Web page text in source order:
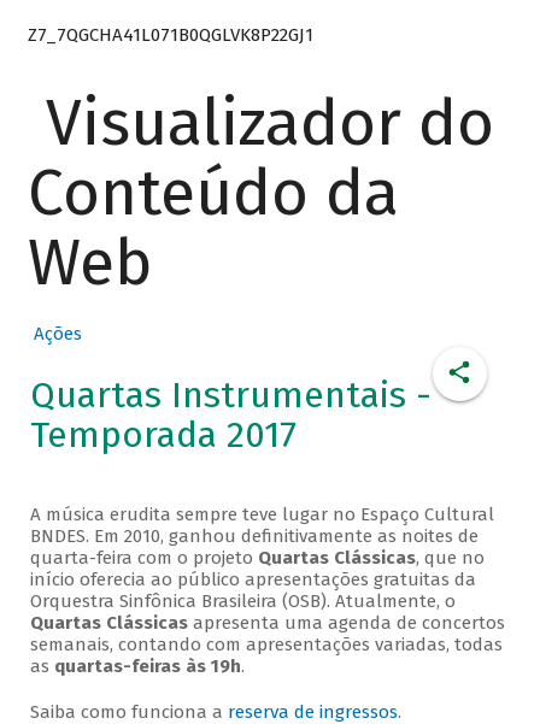
Z7_7QGCHA41L071B0QGLVK8P22GJ1
Visualizador do
Conteúdo da
Web
Ações
Quartas Instrumentais -
Temporada 2017
A música erudita sempre teve lugar no Espaço Cultural
BNDES. Em 2010, ganhou definitivamente as noites de
quarta-feira com o projeto Quartas Clássicas, que no
início oferecia ao público apresentações gratuitas da
Orquestra Sinfônica Brasileira (OSB). Atualmente, o
Quartas Clássicasapresenta uma agenda de concertos
semanais, contando com apresentações variadas, todas
as quartas-feiras às 19h.
Saiba como funciona a reserva de ingressos.